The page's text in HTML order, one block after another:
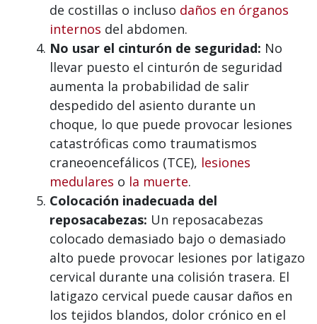
de costillas o incluso daños en órganos
internos del abdomen.
No usar el cinturón de seguridad: No
llevar puesto el cinturón de seguridad
aumenta la probabilidad de salir
despedido del asiento durante un
choque, lo que puede provocar lesiones
catastróficas como traumatismos
craneoencefálicos (TCE), lesiones
medulares o la muerte.
Colocación inadecuada del
reposacabezas: Un reposacabezas
colocado demasiado bajo o demasiado
alto puede provocar lesiones por latigazo
cervical durante una colisión trasera. El
latigazo cervical puede causar daños en
los tejidos blandos, dolor crónico en el